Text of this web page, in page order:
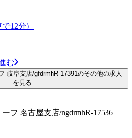
12分）
む
岐阜支店/gfdrmhR-17391のその他の求人
を見る
フ 名古屋支店/ngdrmhR-17536